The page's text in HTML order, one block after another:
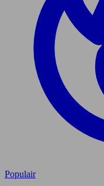
Populair